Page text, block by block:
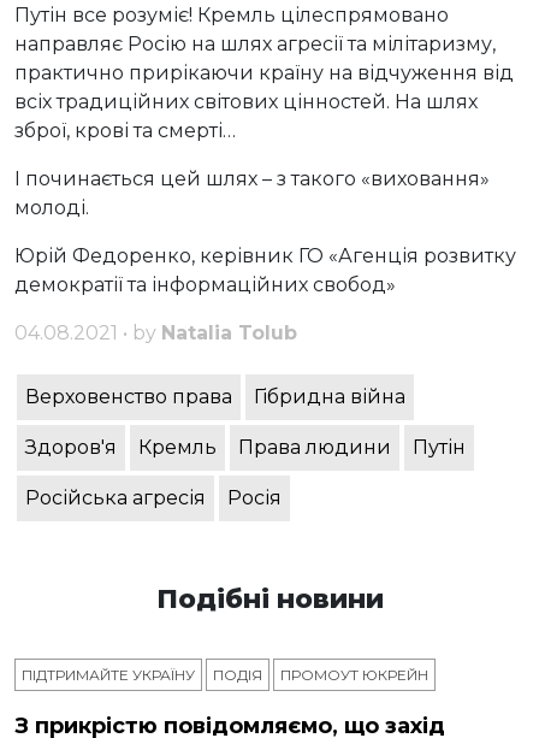
Путін все розуміє! Кремль цілеспрямовано
направляє Росію на шлях агресії та мілітаризму,
практично прирікаючи країну на відчуження від
всіх традиційних світових цінностей. На шлях
зброї, крові та смерті…
І починається цей шлях – з такого «виховання»
молоді.
Юрій Федоренко, керівник ГО «Агенція розвитку
демократії та інформаційних свобод»
04.08.2021 • by Natalia Tolub
Верховенство права Гібридна війна
Здоров'я Кремль Права людини Путін
Російська агресія Росія
Подібні новини
ПІДТРИМАЙТЕ УКРАЇНУ ПОДІЯ ПРОМОУТ ЮКРЕЙН
З прикрістю повідомляємо, що захід